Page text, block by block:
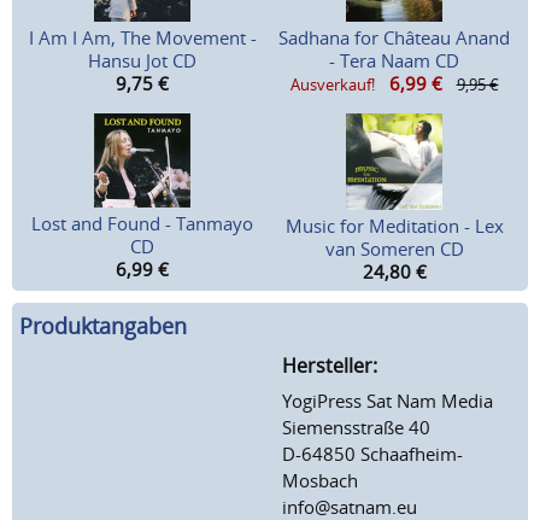
I Am I Am, The Movement -
Hansu Jot CD
9,75 €
Sadhana for Château Anand
- Tera Naam CD
Ausverkauf! 6,99 € 9,95 €
Lost and Found - Tanmayo
CD
6,99 €
Music for Meditation - Lex
van Someren CD
24,80 €
Produktangaben
Hersteller:
YogiPress Sat Nam Media
Siemensstraße 40
D-64850 Schaafheim-
Mosbach
info@satnam.eu